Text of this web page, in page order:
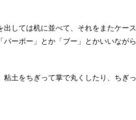
しては机に並べて、それをまたケース
ーポー」とか「ブー」とかいいながら
土をちぎって掌で丸くしたり、ちぎっ